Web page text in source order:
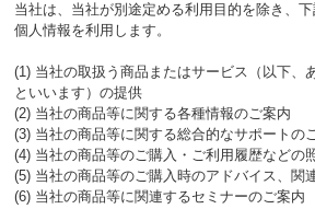
当社は、当社が別途定める利用目的を除き、
個人情報を利用します。
(1) 当社の取扱う商品またはサービス（以下、
といいます）の提供
(2) 当社の商品等に関する各種情報のご案内
(3) 当社の商品等に関する総合的なサポートの
(4) 当社の商品等のご購入・ご利用履歴などの
(5) 当社の商品等のご購入時のアドバイス、関
(6) 当社の商品等に関連するセミナーのご案内